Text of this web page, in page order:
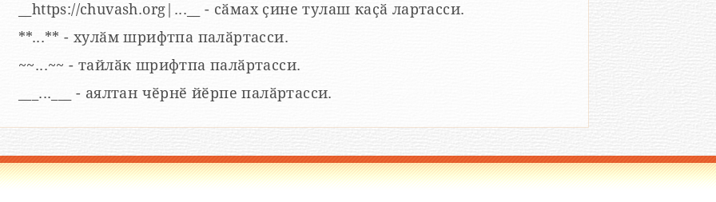
__https://chuvash.org|...__ - сӑмах ҫине тулаш каҫӑ лартасси.
**...** - хулӑм шрифтпа палӑртасси.
~~...~~ - тайлӑк шрифтпа палӑртасси.
___...___ - аялтан чӗрнӗ йӗрпе палӑртасси.